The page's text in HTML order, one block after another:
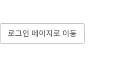
로그인 페이지로 이동